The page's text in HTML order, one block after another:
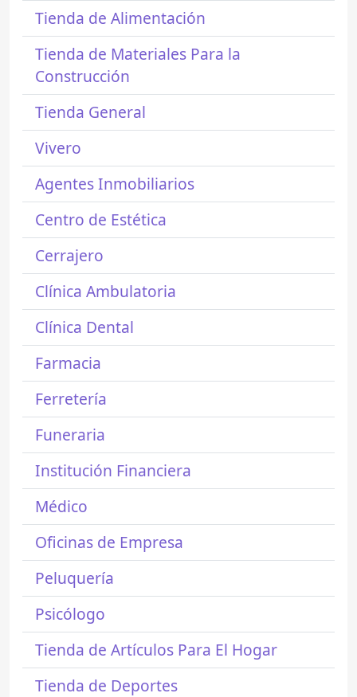
Tienda de Alimentación
Tienda de Materiales Para la
Construcción
Tienda General
Vivero
Agentes Inmobiliarios
Centro de Estética
Cerrajero
Clínica Ambulatoria
Clínica Dental
Farmacia
Ferretería
Funeraria
Institución Financiera
Médico
Oficinas de Empresa
Peluquería
Psicólogo
Tienda de Artículos Para El Hogar
Tienda de Deportes